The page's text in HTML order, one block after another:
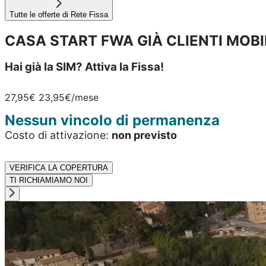
Tutte le offerte di Rete Fissa
CASA START FWA GIÀ CLIENTI
Hai già la SIM? Attiva la Fissa!
27,95€ 23,95€/mese
Nessun vincolo di permanenza
Costo di attivazione: non previsto
VERIFICA LA COPERTURA
TI RICHIAMIAMO NOI